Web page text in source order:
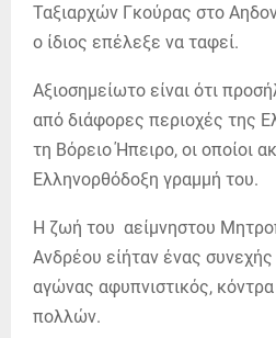
Ταξιαρχών Γκούρας στο
ο ίδιος επέλεξε να ταφεί.
Αξιοσημείωτο είναι ότι
από διάφορες περιοχές της
τη Βόρειο Ήπειρο, οι οποίοι
Ελληνορθόδοξη γραμμή του.
Η ζωή του αείμνηστου
Ανδρέου είήταν ένας
αγώνας αφυπνιστικός,
πολλών.